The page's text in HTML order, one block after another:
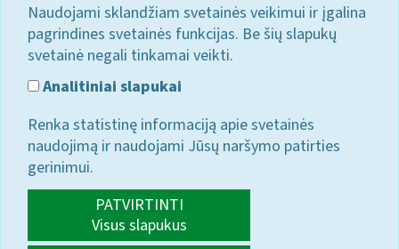
Naudojami sklandžiam svetainės veikimui ir įgalina
pagrindines svetainės funkcijas. Be šių slapukų
svetainė negali tinkamai veikti.
Analitiniai slapukai
Renka statistinę informaciją apie svetainės
naudojimą ir naudojami Jūsų naršymo patirties
gerinimui.
PATVIRTINTI
Visus slapukus